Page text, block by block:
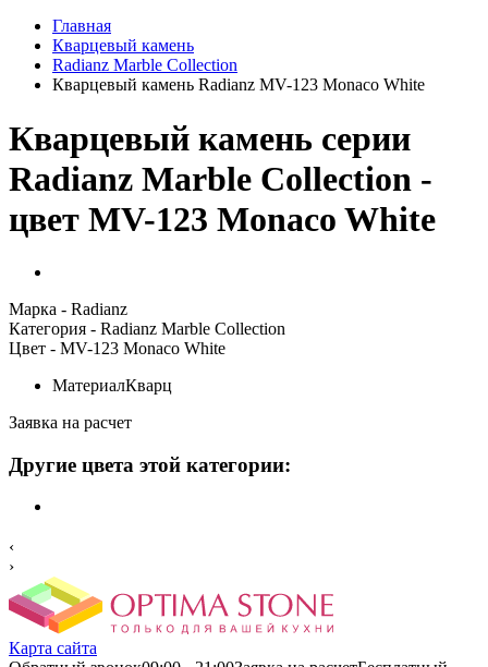
Главная
Кварцевый камень
Radianz Marble Collection
Кварцевый камень Radianz MV-123 Monaco White
Кварцевый камень серии
Radianz Marble Collection -
цвет MV-123 Monaco White
Марка - Radianz
Категория - Radianz Marble Collection
Цвет - MV-123 Monaco White
МатериалКварц
Заявка на расчет
Другие цвета этой категории:
‹
›
Карта сайта